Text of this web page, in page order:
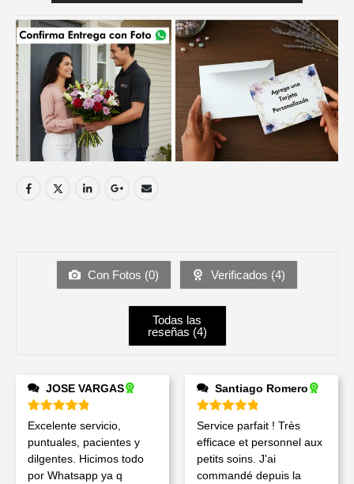
Con Fotos (0) Verificados (4)
Todas las
reseñas (4)
JOSE VARGAS
Valorado en 5 de 5
Excelente servicio,
puntuales, pacientes y
dilgentes. Hicimos todo
por Whatsapp ya q
Santiago Romero
Valorado en5de 5
Service parfait ! Très
efficace et personnel aux
petits soins. J'ai
commandé depuis la